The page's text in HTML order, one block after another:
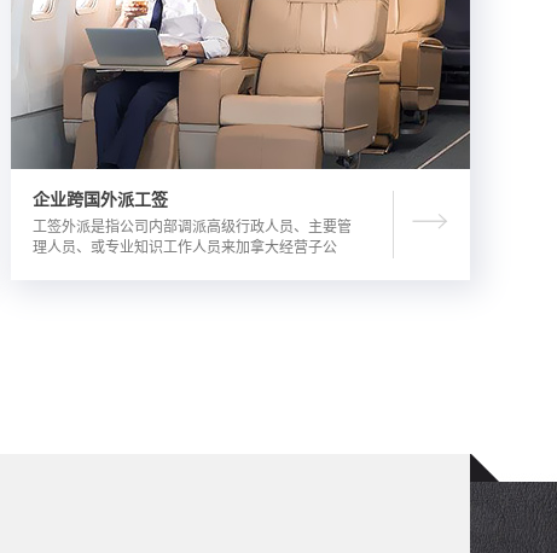
企业跨国外派工签
工签外派是指公司内部调派高级行政人员、主要管
理人员、或专业知识工作人员来加拿大经营子公